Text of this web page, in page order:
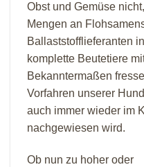
Obst und Gemüse
Mengen an
Ballaststofflieferanten
komplette Beutetiere
Bekanntermaßen
Vorfahren unserer
auch immer wieder im
nachgewiesen wird.
Ob nun zu hoher oder